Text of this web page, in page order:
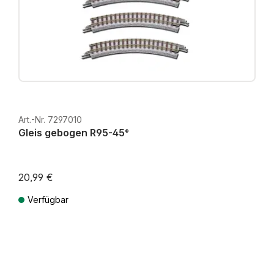
Art.-Nr. 7297010
Gleis gebogen R95-45°
20,99 €
Verfügbar